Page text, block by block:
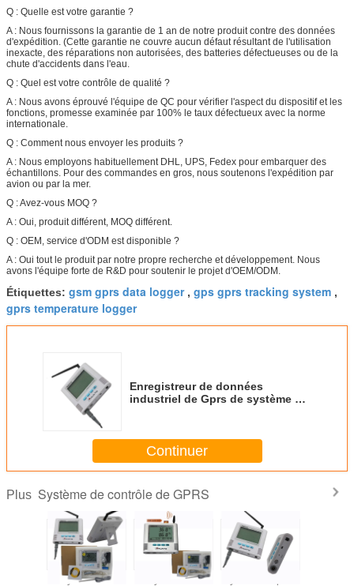
Q : Quelle est votre garantie ?
A : Nous fournissons la garantie de 1 an de notre produit contre des données
d'expédition. (Cette garantie ne couvre aucun défaut résultant de l'utilisation
inexacte, des réparations non autorisées, des batteries défectueuses ou de la
chute d'accidents dans l'eau.
Q : Quel est votre contrôle de qualité ?
A : Nous avons éprouvé l'équipe de QC pour vérifier l'aspect du dispositif et les
fonctions, promesse examinée par 100% le taux défectueux avec la norme
internationale.
Q : Comment nous envoyer les produits ?
A : Nous employons habituellement DHL, UPS, Fedex pour embarquer des
échantillons. Pour des commandes en gros, nous soutenons l'expédition par
avion ou par la mer.
Q : Avez-vous MOQ ?
A : Oui, produit différent, MOQ différent.
Q : OEM, service d'ODM est disponible ?
A : Oui tout le produit par notre propre recherche et développement. Nous
avons l'équipe forte de R&D pour soutenir le projet d'OEM/ODM.
Étiquettes: gsm gprs data logger, gps gprs tracking system ,
gprs temperature logger
Enregistreur de données
industriel de Gprs de système de
Continuer
Plus Système de contrôle de GPRS
Système de Système de